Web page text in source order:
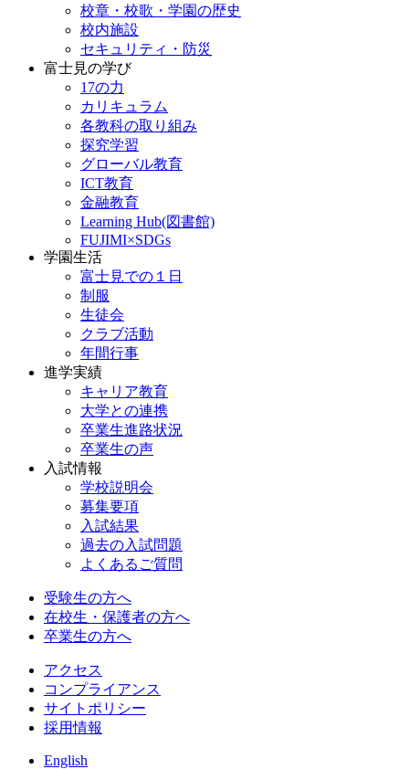
校章・校歌・学園の歴史
校内施設
セキュリティ・防災
富士見の学び
17の力
カリキュラム
各教科の取り組み
探究学習
グローバル教育
ICT教育
金融教育
Learning Hub(図書館)
FUJIMI×SDGs
学園生活
富士見での１日
制服
生徒会
クラブ活動
年間行事
進学実績
キャリア教育
大学との連携
卒業生進路状況
卒業生の声
入試情報
学校説明会
募集要項
入試結果
過去の入試問題
よくあるご質問
受験生の方へ
在校生・保護者の方へ
卒業生の方へ
アクセス
コンプライアンス
サイトポリシー
採用情報
English